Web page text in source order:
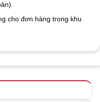
cho đơn hàng trong khu